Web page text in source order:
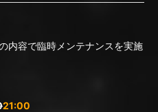
内容で臨時メンテナンスを実施
21:00